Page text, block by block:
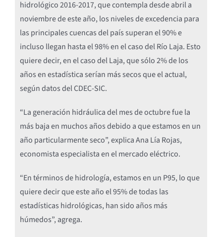
hidrológico 2016-2017, que contempla desde abril a
noviembre de este año, los niveles de excedencia para
las principales cuencas del país superan el 90% e
incluso llegan hasta el 98% en el caso del Río Laja. Esto
quiere decir, en el caso del Laja, que sólo 2% de los
años en estadística serían más secos que el actual,
según datos del CDEC-SIC.
“La generación hidráulica del mes de octubre fue la
más baja en muchos años debido a que estamos en un
año particularmente seco”, explica Ana Lía Rojas,
economista especialista en el mercado eléctrico.
“En términos de hidrología, estamos en un P95, lo que
quiere decir que este año el 95% de todas las
estadísticas hidrológicas, han sido años más
húmedos”, agrega.